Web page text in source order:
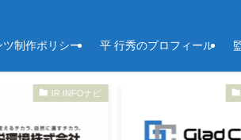
ツ制作ポリシー 平 行秀のプロフィール
IR INFOナビ